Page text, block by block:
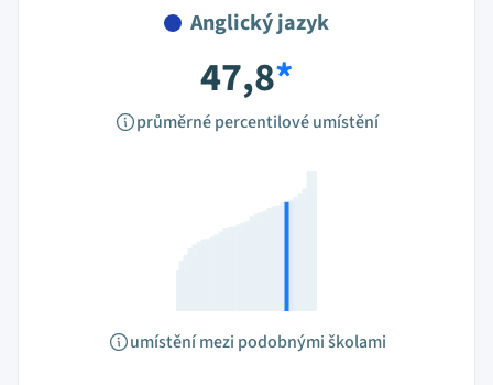
Anglický jazyk
47,8*
průměrné percentilové umístění
umístění mezi podobnými školami